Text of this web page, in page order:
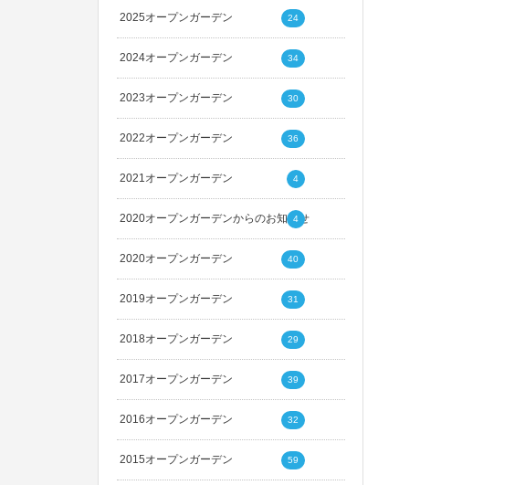
2025オープンガーデン 24
2024オープンガーデン 34
2023オープンガーデン 30
2022オープンガーデン 36
2021オープンガーデン 4
2020オープンガーデンからのお知らせ
4
2020オープンガーデン 40
2019オープンガーデン 31
2018オープンガーデン 29
2017オープンガーデン 39
2016オープンガーデン 32
2015オープンガーデン 59